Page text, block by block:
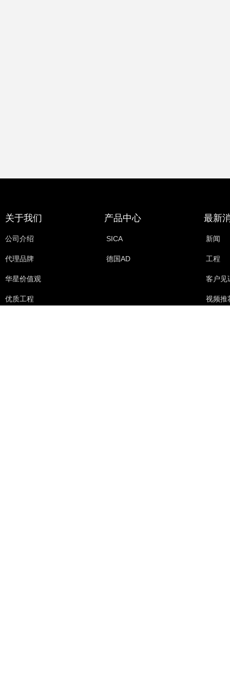
关于我们 最新
产品中心
公司介绍
代理品牌
华星价值观
优质工程
SICA
德国AD
新闻
工程
客户见
视频推